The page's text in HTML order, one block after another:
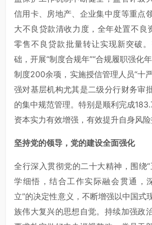
信用卡、房地产、企业集中度等重点
大不良贷款清收力度，全年处置不良
零售不良贷款批量转让实现新突破
础，开展“制度合规年”“合规履职强化
制度200余项，实施授信管理人员“十
强对基层机构尤其是二级分行财务审
的集中规范管理。特别是顺利完成
资本实力有效增强，有效提升自身风险
坚持党的领导，党的建设全面强化
全行深入贯彻党的二十大精神，围绕
学细悟，结合工作实际融会贯通，
立”的决定性意义，不断增强以中国式
族伟大复兴的思想自觉。持续加强政